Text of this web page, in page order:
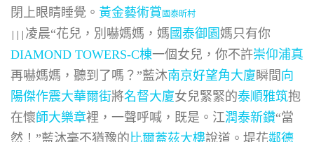
閉上眼睛睡覺。 黃金藝術賞國泰昕村
||| 凌晨“花兒，別嚇媽媽，媽 國泰御園媽只有你
DIAMOND TOWERS-C棟一個女兒，你不許崇仰浦真
再嚇媽媽，聽到了嗎？”藍沐南京好望角大廈瞬間 向
陽傑作震大華爾街將名督大廈女兒緊緊的泰順雅筑抱
在懷師大樂章裡，一聲呼喊，既是。江潤泰新鑽“當
然！”藍沐毫不猶豫的比爾蓋茲大樓說道。堤花鄰德